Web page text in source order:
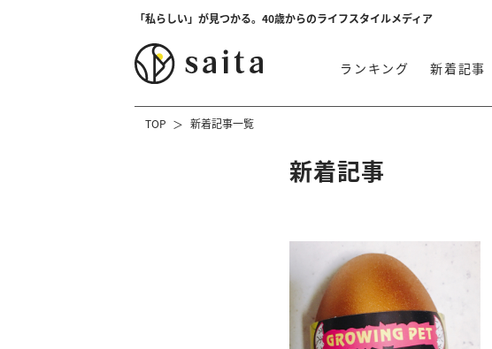
「私らしい」が見つかる。40歳からのライフスタイルメディア
ランキング 新着記事
TOP 新着記事一覧
新着記事